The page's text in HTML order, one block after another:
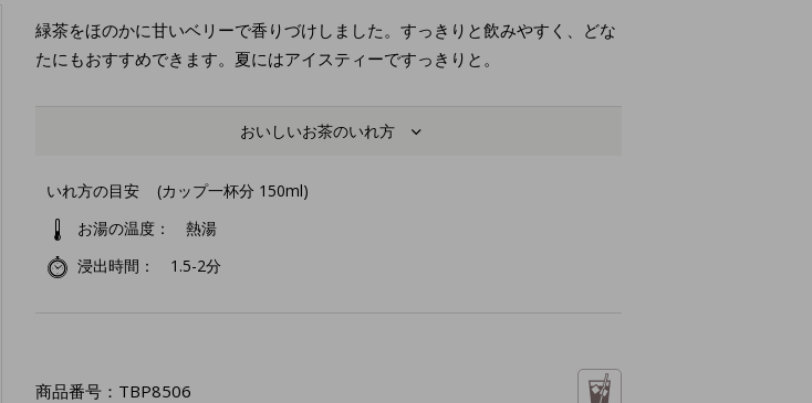
緑茶をほのかに甘いベリーで香りづけしました。すっきりと飲みやすく、どな
たにもおすすめできます。夏にはアイスティーですっきりと。
おいしいお茶のいれ方
いれ方の目安
(カップ一杯分 150ml)
お湯の温度
熱湯
浸出時間
1.5-2分
商品番号： TBP8506